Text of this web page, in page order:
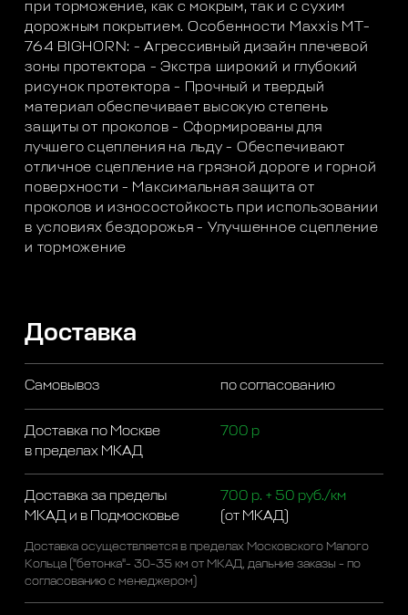
при торможение, как с мокрым, так и с сухим
дорожным покрытием. Особенности Maxxis MT-
764 BIGHORN: - Агрессивный дизайн плечевой
зоны протектора - Экстра широкий и глубокий
рисунок протектора - Прочный и твердый
материал обеспечивает высокую степень
защиты от проколов - Сформированы для
лучшего сцепления на льду - Обеспечивают
отличное сцепление на грязной дороге и горной
поверхности - Максимальная защита от
проколов и износостойкость при использовании
в условиях бездорожья - Улучшенное сцепление
и торможение
Доставка
Самовывоз по согласованию
Доставка по Москве
в пределах МКАД
700 р
Доставка за пределы
МКАД и в Подмосковье
700 р. + 50 руб./км
(от МКАД)
Доставка осуществляется в пределах Московского Малого
Кольца ("бетонка"- 30-35 км от МКАД, дальние заказы - по
согласованию с менеджером)